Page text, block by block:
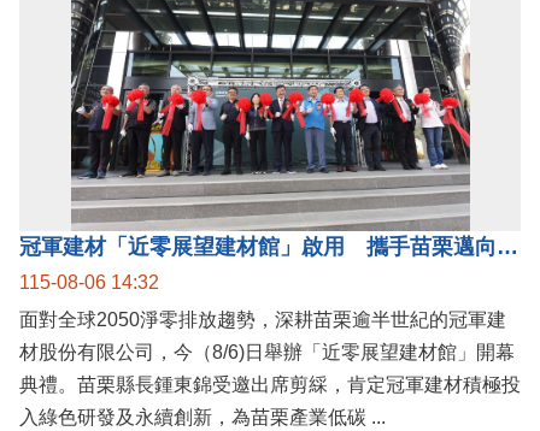
冠軍建材「近零展望建材館」啟用 攜手苗栗邁向低碳建築新未來
115-08-06 14:32
面對全球2050淨零排放趨勢，深耕苗栗逾半世紀的冠軍建
材股份有限公司，今（8/6)日舉辦「近零展望建材館」開幕
典禮。苗栗縣長鍾東錦受邀出席剪綵，肯定冠軍建材積極投
入綠色研發及永續創新，為苗栗產業低碳 ...